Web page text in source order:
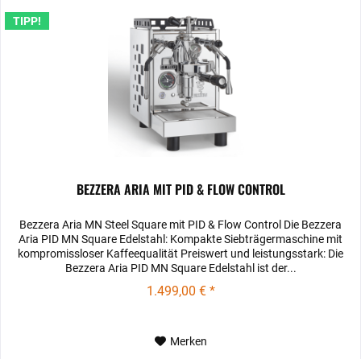
TIPP!
BEZZERA ARIA MIT PID & FLOW CONTROL
Bezzera Aria MN Steel Square mit PID & Flow Control Die Bezzera
Aria PID MN Square Edelstahl: Kompakte Siebträgermaschine mit
kompromissloser Kaffeequalität Preiswert und leistungsstark: Die
Bezzera Aria PID MN Square Edelstahl ist der...
1.499,00 € *
Merken